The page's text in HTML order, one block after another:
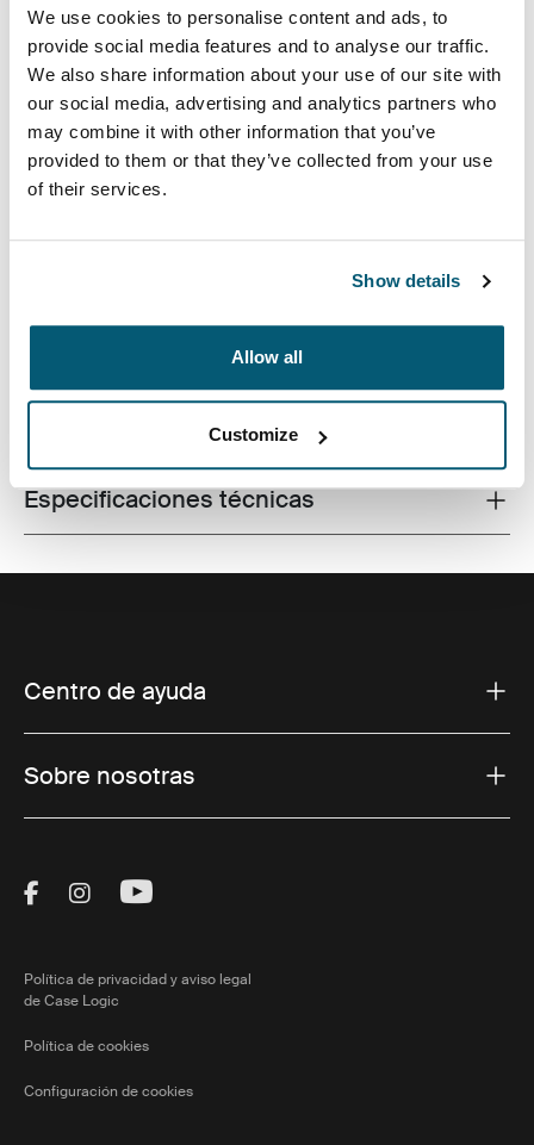
We use cookies to personalise content and ads, to
provide social media features and to analyse our traffic.
We also share information about your use of our site with
our social media, advertising and analytics partners who
may combine it with other information that you’ve
provided to them or that they’ve collected from your use
of their services.
Show details
Allow all
Customize
Bolso de primera calidad para computadora portátil
Toggle features
Todas las características
Toggle techspec
Especificaciones técnicas
Centro de ayuda
Sobre nosotras
Visit Thule on Facebook (external link)
Visit Thule on Instagram (external link)
Visit Thule on Youtube (external
Política de privacidad y aviso legal
de Case Logic
Política de cookies
Configuración de cookies